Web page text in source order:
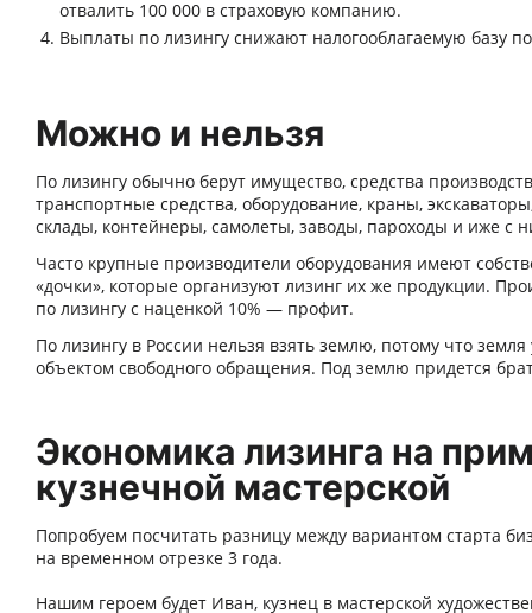
отвалить 100 000 в страховую компанию.
Выплаты по лизингу снижают налогооблагаемую базу
Можно и нельзя
По лизингу обычно берут имущество, средства
транспортные средства, оборудование, краны,
склады, контейнеры, самолеты, заводы, пароходы и иже с
Часто крупные производители оборудования имеют
«дочки», которые организуют лизинг их же продукции.
по лизингу с наценкой 10% — профит.
По лизингу в России нельзя взять землю, потому что земля
объектом свободного обращения. Под землю придется
Экономика лизинга на
кузнечной мастерской
Попробуем посчитать разницу между вариантом старта
на временном отрезке 3 года.
Нашим героем будет Иван, кузнец в мастерской